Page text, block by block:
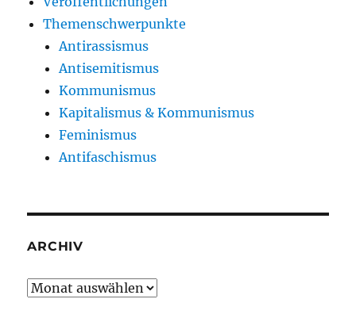
Themenschwerpunkte
Antirassismus
Antisemitismus
Kommunismus
Kapitalismus & Kommunismus
Feminismus
Antifaschismus
ARCHIV
Archiv